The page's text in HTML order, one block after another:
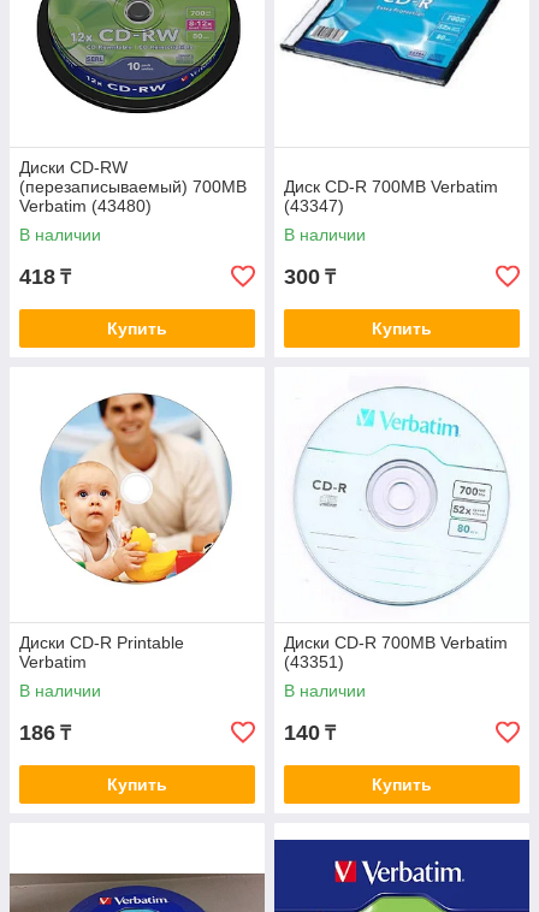
Диски CD-RW
(перезаписываемый) 700MB
Verbatim (43480)
В наличии
418 ₸
Купить
Диск CD-R 700MB Verbatim
(43347)
В наличии
300 ₸
Купить
Диски CD-R Printable
Verbatim
В наличии
186 ₸
Купить
Диски CD-R 700MB Verbatim
(43351)
В наличии
140 ₸
Купить